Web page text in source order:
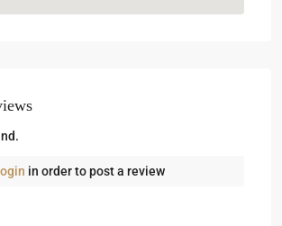
login in order to post a review